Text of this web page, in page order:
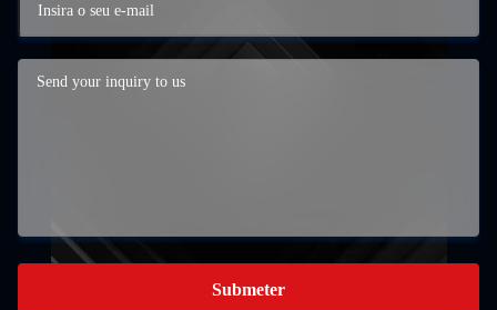
Submeter